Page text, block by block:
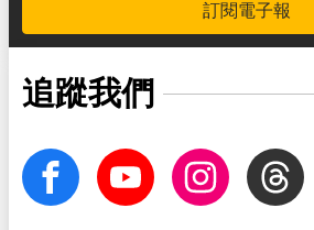
訂閱電子報
追蹤我們
facebook Youtube InstagramThreads